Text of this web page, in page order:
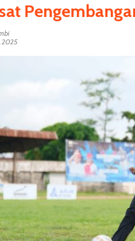
2025